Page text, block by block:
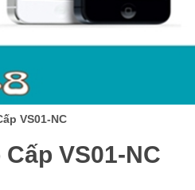
VS01-NC
VS01-NC